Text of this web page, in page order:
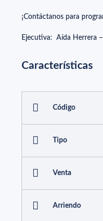
¡Contáctanos para
Ejecutiva: Aída Herrera
Características
Código
Tipo
Venta
Arriendo